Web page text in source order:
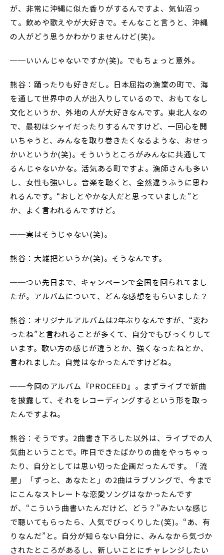
が、非常に沖縄に似た香りがするんですよ、気仙沼っ
て。飲めや歌えやが大好きで。そんなこと言うと、沖縄
の人がどう思うかわかりませんけど(笑)。
──いいんじゃないですか(笑)。でもちょっと意外。
熊谷：踊ったりも好きだし。日本屈指の漁業の町で、海
を通して世界中の人が出入りしているので、おもてなし
文化というか、外地の人が大好きなんです。東北人なの
で、最初はシャイだったりするんですけど、一回心を開
いちゃうと、みんなを取り巻きたくなるような、おせっ
かいというか(笑)。そういうところがみんなに共通して
るんじゃないかな。活気ある町ですよ。漁師さんも多い
し、女性も強いし。音楽を聴くと、全然違うふうに思わ
れるんです。“おしとやかな人だと思っていました”と
か、よく言われるんですけど。
──実はそうじゃない(笑)。
熊谷：大雑把というか(笑)。そうなんです。
──つい先日まで、キャンペーンで全国を回られてまし
たが。アルバムについて、どんな感想をもらいました？
熊谷：オリジナルアルバムは2年ぶりなんですが、“変わ
ったね”と言われることが多くて、自分でもびっくりして
います。歌い方の感じが違うとか、強くなったねとか、
言われました。自覚はなかったんですけどね。
──今回のアルバム『PROCEED』。まずライブで新曲
を披露して、それをレコーディングするという形を取っ
たんですよね。
熊谷：そうです。2曲書き下ろした以外は、ライブでの人
気曲ということで。昨日できたばかりの曲をやっちゃっ
たり、自分としては思い切った企画だったんです。「流
星」「ずっと、あなたと」の2曲はラブソングで、今まで
にこんなストレートな恋愛ソングはなかったんです
が、“こういう曲書いたんだけど、どう？”みたいな感じ
で聴いてもらったら、人気でびっくりした(笑)。“あ、有
りなんだ”と。自分が知らない自分に、みんなから気づか
されたところがあるし、新しいことにチャレンジしたい